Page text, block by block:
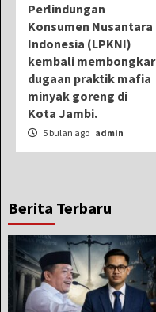
Perlindungan
Konsumen Nusantara
Indonesia (LPKNI)
kembali membongkar
dugaan praktik mafia
minyak goreng di
Kota Jambi.
5 bulan ago admin
Berita Terbaru